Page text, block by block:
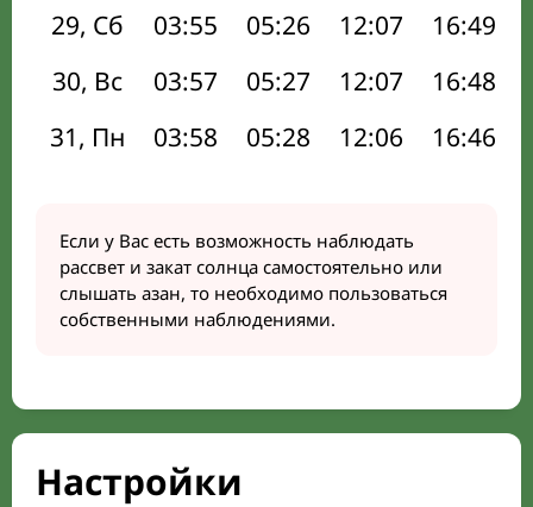
29, Сб
03:55 05:26 12:07 16:49
30, Вс
03:57 05:27 12:07 16:48
31, Пн
03:58 05:28 12:06 16:46
Если у Вас есть возможность наблюдать
рассвет и закат солнца самостоятельно или
слышать азан, то необходимо пользоваться
собственными наблюдениями.
Настройки